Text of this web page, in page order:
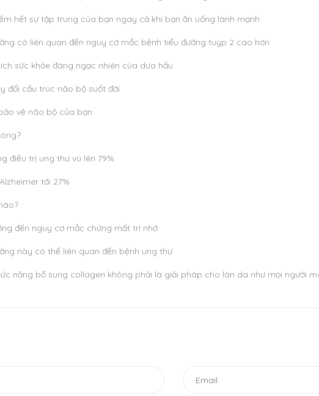
hết sự tập trung của bạn ngay cả khi bạn ăn uống lành mạnh
có liên quan đến nguy cơ mắc bệnh tiểu đường tuýp 2 cao hơn
sức khỏe đáng ngạc nhiên của dưa hấu
đổi cấu trúc não bộ suốt đời
vệ não bộ của bạn
điều trị ung thư vú lên 79%
tới 27%
đến nguy cơ mắc chứng mất trí nhớ
này có thể liên quan đến bệnh ung thư
năng bổ sung collagen không phải là giải pháp cho làn da như mọi người